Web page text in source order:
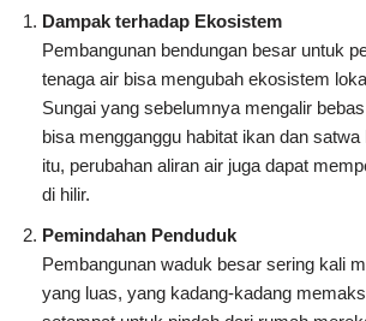
Dampak terhadap Ekosistem
Pembangunan bendungan besar untuk
tenaga air bisa mengubah ekosistem
Sungai yang sebelumnya mengalir
bisa mengganggu habitat ikan dan satwa
itu, perubahan aliran air juga dapat
di hilir.
Pemindahan Penduduk
Pembangunan waduk besar sering kali
yang luas, yang kadang-kadang